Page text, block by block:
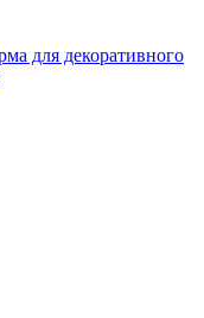
для декоративного